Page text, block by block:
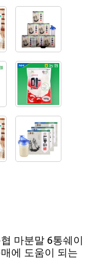
마분말 6통쉐이
에 도움이 되는